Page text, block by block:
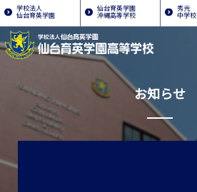
学校法人
仙台育英学園
仙台育英学園
沖縄高等学校
秀光
中学校
お知らせ